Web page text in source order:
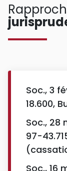
Soc., 3
18.600,
Soc., 28
97-
Soc., 16